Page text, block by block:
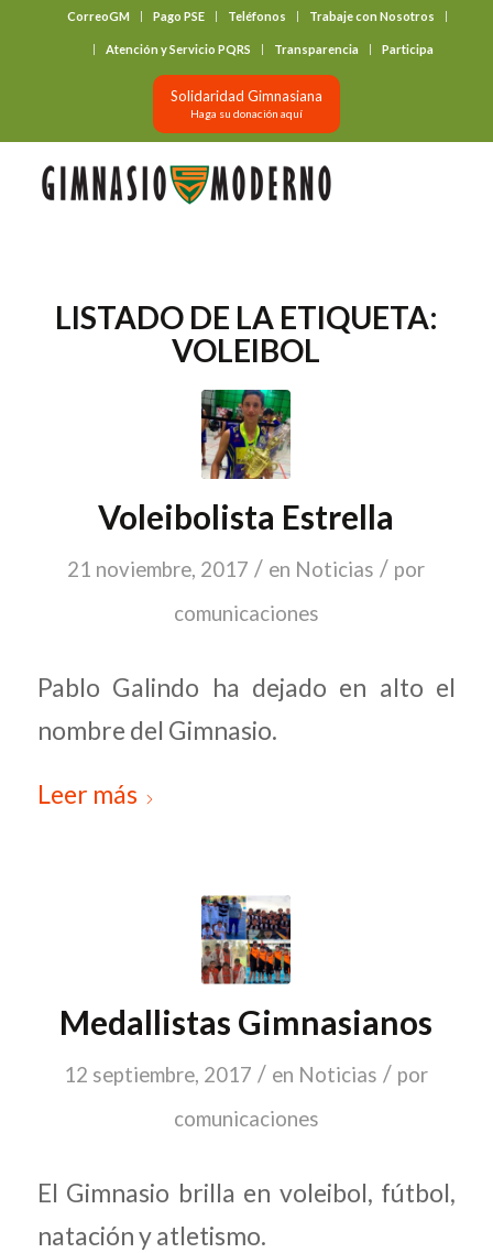
CorreoGM Pago PSE Teléfonos Trabaje con Nosotros
Atención y Servicio PQRS Transparencia Participa
Solidaridad Gimnasiana
Haga su donación aquí
LISTADO DE LA ETIQUETA:
VOLEIBOL
Voleibolista Estrella
21 noviembre, 2017 / en Noticias / por
comunicaciones
Pablo Galindo ha dejado en alto el
nombre del Gimnasio.
Leer más
Medallistas Gimnasianos
12 septiembre, 2017 / en Noticias / por
comunicaciones
El Gimnasio brilla en voleibol, fútbol,
natación y atletismo.